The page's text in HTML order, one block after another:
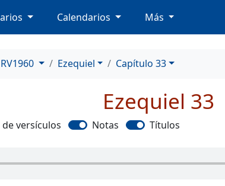
Calendarios Más
RV1960 Ezequiel Capítulo 33
Ezequiel 33
de versículos Notas Títulos